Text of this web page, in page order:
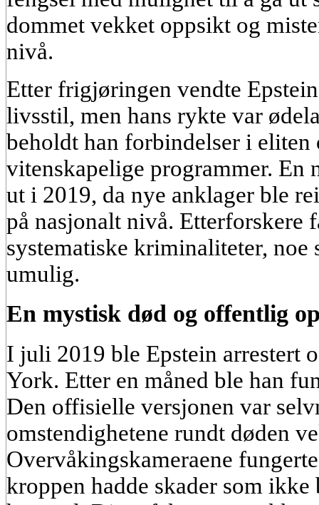
dommet vekket oppsikt og
nivå.
Etter frigjøringen vendte
livsstil, men hans rykte var
beholdt han forbindelser i eliten
vitenskapelige programmer. En
ut i 2019, da nye anklager ble
på nasjonalt nivå. Etterforskere
systematiske kriminaliteter, noe
umulig.
En mystisk død og offentlig
I juli 2019 ble Epstein arrestert
York. Etter en måned ble han
Den offisielle versjonen var
omstendighetene rundt døden
Overvåkingskameraene
kroppen hadde skader som